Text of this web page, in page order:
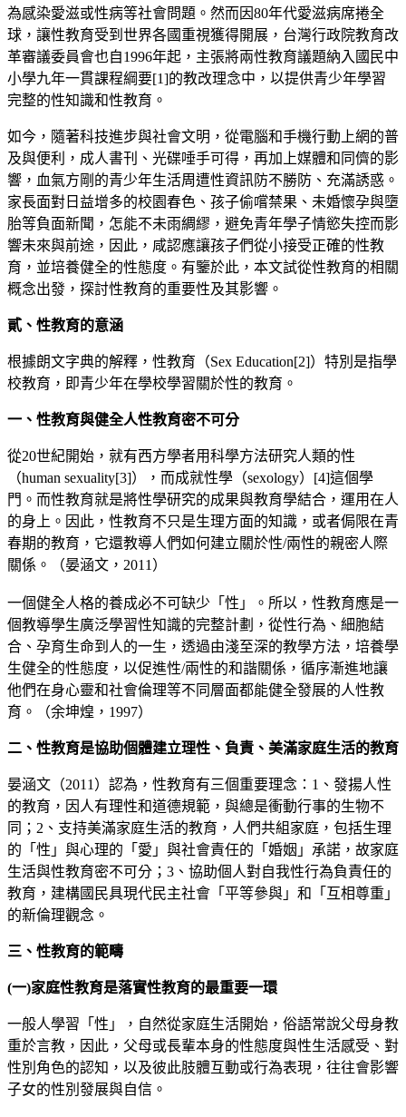
為感染愛滋或性病等社會問題。然而因80年代愛滋病席捲全
球，讓性教育受到世界各國重視獲得開展，台灣行政院教育改
革審議委員會也自1996年起，主張將兩性教育議題納入國民中
小學九年一貫課程綱要[1]的教改理念中，以提供青少年學習
完整的性知識和性教育。
如今，隨著科技進步與社會文明，從電腦和手機行動上網的普
及與便利，成人書刊、光碟唾手可得，再加上媒體和同儕的影
響，血氣方剛的青少年生活周遭性資訊防不勝防、充滿誘惑。
家長面對日益增多的校園春色、孩子偷嚐禁果、未婚懷孕與墮
胎等負面新聞，怎能不未雨綢繆，避免青年學子情慾失控而影
響未來與前途，因此，咸認應讓孩子們從小接受正確的性教
育，並培養健全的性態度。有鑒於此，本文試從性教育的相關
概念出發，探討性教育的重要性及其影響。
貳、 性教育的意涵
根據朗文字典的解釋，性教育（Sex Education[2]）特別是指學
校教育，即青少年在學校學習關於性的教育。
一、 性教育與健全人性教育密不可分
從20世紀開始，就有西方學者用科學方法研究人類的性
（human sexuality[3]），而成就性學（sexology） [4]這個學
門。而性教育就是將性學研究的成果與教育學結合，運用在人
的身上。因此，性教育不只是生理方面的知識，或者侷限在青
春期的教育，它還教導人們如何建立關於性/兩性的親密人際
關係。（晏涵文，2011）
一個健全人格的養成必不可缺少「性」。所以，性教育應是一
個教導學生廣泛學習性知識的完整計劃，從性行為、細胞結
合、孕育生命到人的一生，透過由淺至深的教學方法，培養學
生健全的性態度，以促進性/兩性的和諧關係，循序漸進地讓
他們在身心靈和社會倫理等不同層面都能健全發展的人性教
育。（余坤煌，1997）
二、 性教育是協助個體建立理性、負責、美滿家庭生活的教育
晏涵文（2011）認為，性教育有三個重要理念：1、發揚人性
的教育，因人有理性和道德規範，與總是衝動行事的生物不
同；2、支持美滿家庭生活的教育，人們共組家庭，包括生理
的「性」與心理的「愛」與社會責任的「婚姻」承諾，故家庭
生活與性教育密不可分；3、協助個人對自我性行為負責任的
教育，建構國民具現代民主社會「平等參與」和「互相尊重」
的新倫理觀念。
三、 性教育的範疇
(一)家庭性教育是落實性教育的最重要一環
一般人學習「性」，自然從家庭生活開始，俗語常說父母身教
重於言教，因此，父母或長輩本身的性態度與性生活感受、對
性別角色的認知，以及彼此肢體互動或行為表現，往往會影響
子女的性別發展與自信。